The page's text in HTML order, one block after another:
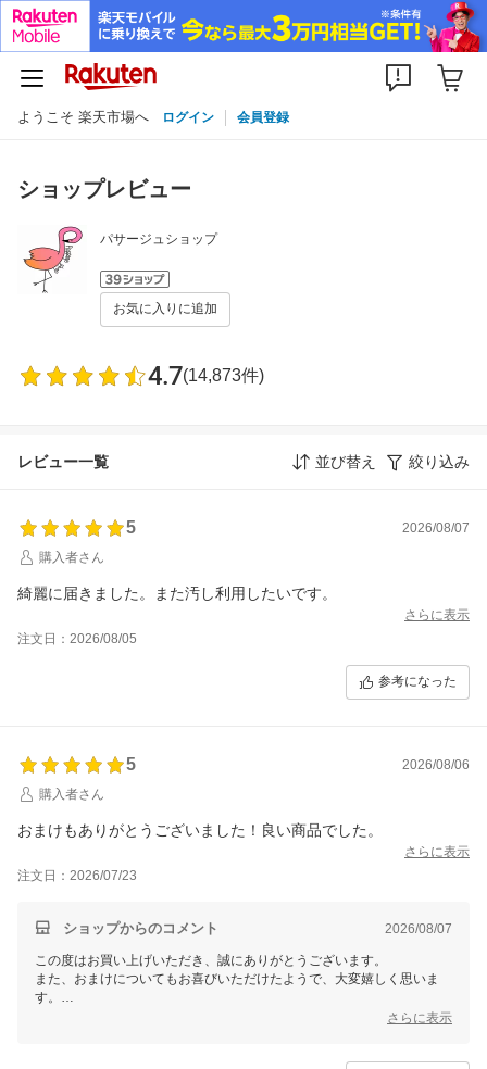
ようこそ 楽天市場へ ログイン 会員登録
ショップレビュー
パサージュショップ
お気に入りに追加
4.7(14,873件)
レビュー一覧 並び替え 絞り込み
5
2026/08/07
購入者さん
綺麗に届きました。また汚し利用したいです。
さらに表示
注文日：2026/08/05
参考になった
5
2026/08/06
購入者さん
おまけもありがとうございました！良い商品でした。
さらに表示
注文日：2026/07/23
ショップからのコメント 2026/08/07
この度はお買い上げいただき、誠にありがとうございます。
また、おまけについてもお喜びいただけたようで、大変嬉しく思いま
す。
さらに表示